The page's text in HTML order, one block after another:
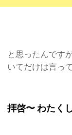
と思ったんです
いてだけは言っ
拝啓〜わたく